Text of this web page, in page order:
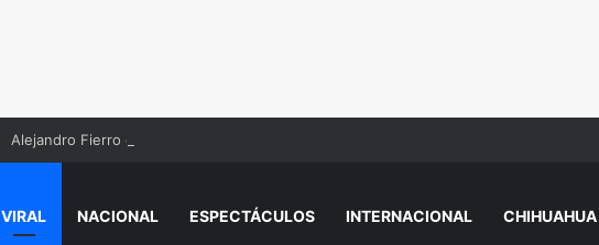
Alejandro Fierro despide a César Gastélum tras at4que en Culiacán: “Me dejaste solo”
VIRAL NACIONAL ESPECTÁCULOS INTERNACIONAL CHIHUAHUA